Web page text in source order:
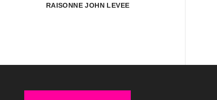
RAISONNE JOHN LEVEE